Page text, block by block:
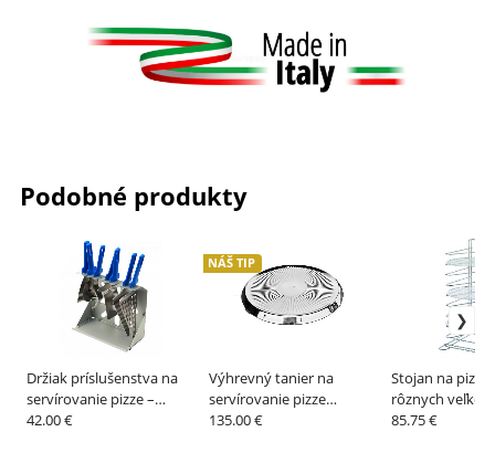
Podobné produkty
Držiak príslušenstva na
servírovanie pizze –
GI.METAL
42.00 €
Výhrevný tanier na
servírovanie pizze
Girasole – ZIO PEPE
NÁŠ TIP
135.00 €
Stojan na pizza
rôznych
GI.METAL
85.75 €